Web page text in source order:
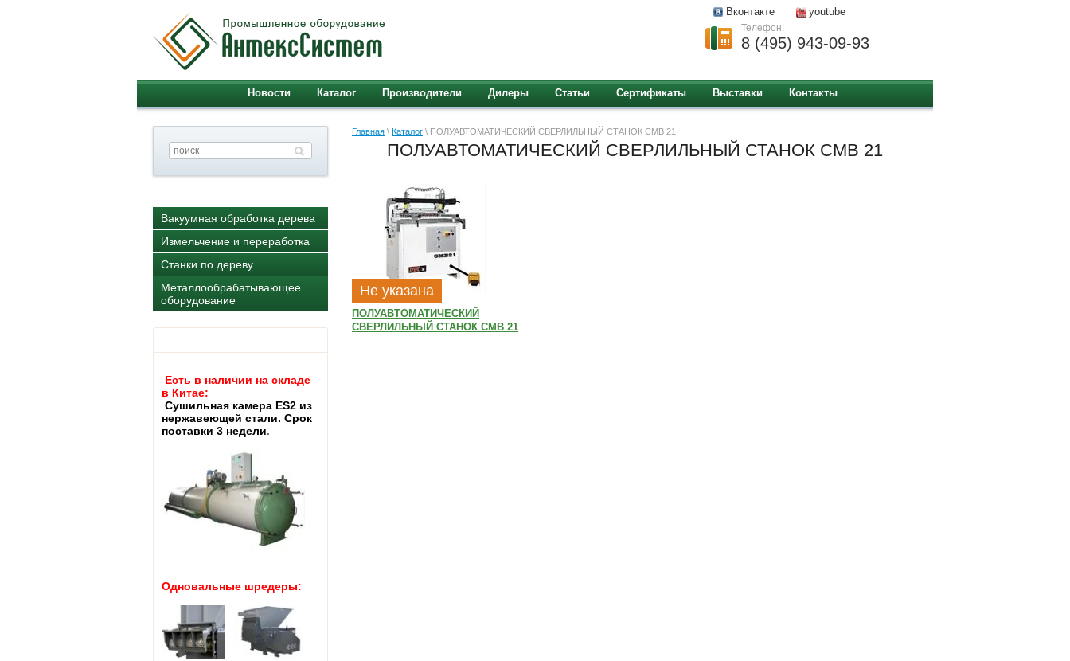
Вконтакте youtube
Телефон:
8 (495) 943-09-93
Новости Каталог Производители Дилеры Статьи Сертификаты Выставки Контакты
Вакуумная обработка дерева
Измельчение и переработка
Станки по дереву
Металлообрабатывающее
оборудование
Есть в наличии на складе
в Китае:
Cушильная камера ES2 из
нержавеющей стали. Срок
поставки 3 недели.
Одновальные шредеры:
Главная \ Каталог \ ПОЛУАВТОМАТИЧЕСКИЙ СВЕРЛИЛЬНЫЙ СТАНОК CMB 21
ПОЛУАВТОМАТИЧЕСКИЙ СВЕРЛИЛЬНЫЙ СТАНОК CMB 21
Не указана
ПОЛУАВТОМАТИЧЕСКИЙ
СВЕРЛИЛЬНЫЙ СТАНОК CMB 21